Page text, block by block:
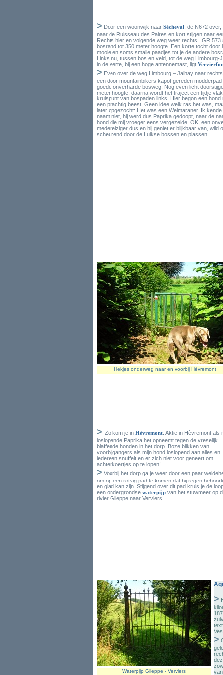
Waterpijp Gileppe - Verviers
>
>
> Door een woonwijk naar Sècheval , de N672
naar de Ruisseau des Paires en kort stijgen naar
Rechts hier en volgende weg weer rechts . GR 573
bosrand tot 350 meter hoogte. Een korte tocht door
mooie en soms smalle paadjes tot je de andere
Links nu, tussen bos en veld, tot de weg Limbourg-
in de verte, bij een hoge antennemast, ligt
> Even over de weg Limbourg – Jalhay naar
een door mountainbikers kapot gereden modderpad
goede onverharde bosweg. Nog even licht
meter hoogte, daarna wordt het traject een tijdje
kruispunt van bospaden links. Hier begon een hond
een prachtig beest. Geen idee welk ras het was,
later opgezocht: Het was een Weimaraner. Ik kende
naam niet, hij werd dus Paprika gedoopt, naar de
hond die mij vroeger eens vergezelde. OK, een
medereiziger dus en hij geniet er blijkbaar van, wild
scheurend door de Luikse bossen en plassen.
Hekjes onderweg naar en voorbij Hèvremont
> Zo kom je in Hèvremont . Aktie in Hèvremont als
loslopende Paprika het opneemt tegen de vreselijk
blaffende honden in het dorp. Boze blikken van
voorbijgangers als mijn hond loslopend aan alles en
iedereen snuffelt en er zich niet voor geneert om
achterkoertjes op te lopen!
> Voorbij het dorp ga je weer door een paar
om op een rotsig pad te komen dat bij regen
en glad kan zijn. Stijgend over dit pad kruis je de
een ondergrondse waterpijp van het stuwmeer op
rivier Gileppe naar Verviers.